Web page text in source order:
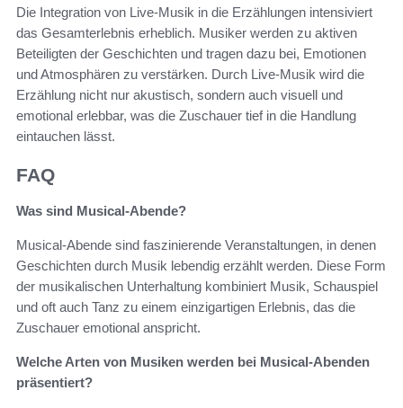
Die Integration von Live-Musik in die Erzählungen intensiviert
das Gesamterlebnis erheblich. Musiker werden zu aktiven
Beteiligten der Geschichten und tragen dazu bei, Emotionen
und Atmosphären zu verstärken. Durch Live-Musik wird die
Erzählung nicht nur akustisch, sondern auch visuell und
emotional erlebbar, was die Zuschauer tief in die Handlung
eintauchen lässt.
FAQ
Was sind Musical-Abende?
Musical-Abende sind faszinierende Veranstaltungen, in denen
Geschichten durch Musik lebendig erzählt werden. Diese Form
der musikalischen Unterhaltung kombiniert Musik, Schauspiel
und oft auch Tanz zu einem einzigartigen Erlebnis, das die
Zuschauer emotional anspricht.
Welche Arten von Musiken werden bei Musical-Abenden
präsentiert?